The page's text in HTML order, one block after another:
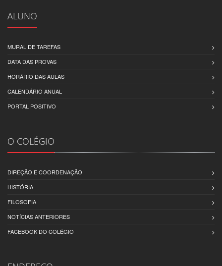
ALUNO
MURAL DE TAREFAS
DATA DAS PROVAS
HORÁRIO DAS AULAS
CALENDÁRIO ANUAL
PORTAL POSITIVO
O COLÉGIO
DIREÇÃO E COORDENAÇÃO
HISTÓRIA
FILOSOFIA
NOTÍCIAS ANTERIORES
FACEBOOK DO COLÉGIO